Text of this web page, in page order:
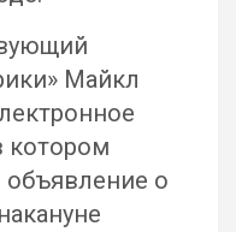
Майкл
котором
объявление о